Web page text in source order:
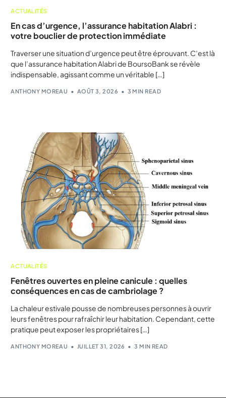
ACTUALITÉS
En cas d’urgence, l’assurance habitation Alabri :
votre bouclier de protection immédiate
Traverser une situation d’urgence peut être éprouvant. C’est là
que l’assurance habitation Alabri de BoursoBank se révèle
indispensable, agissant comme un véritable […]
ANTHONY MOREAU AOÛT 3, 2026 3 MIN READ
ACTUALITÉS
Fenêtres ouvertes en pleine canicule : quelles
conséquences en cas de cambriolage ?
La chaleur estivale pousse de nombreuses personnes à ouvrir
leurs fenêtres pour rafraîchir leur habitation. Cependant, cette
pratique peut exposer les propriétaires […]
ANTHONY MOREAU JUILLET 31, 2026 3 MIN READ